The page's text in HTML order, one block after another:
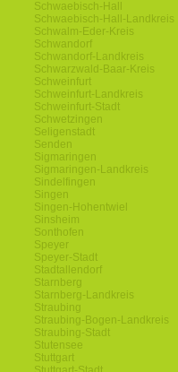
Schwaebisch-Hall
Schwaebisch-Hall-Landkreis
Schwalm-Eder-Kreis
Schwandorf
Schwandorf-Landkreis
Schwarzwald-Baar-Kreis
Schweinfurt
Schweinfurt-Landkreis
Schweinfurt-Stadt
Schwetzingen
Seligenstadt
Senden
Sigmaringen
Sigmaringen-Landkreis
Sindelfingen
Singen
Singen-Hohentwiel
Sinsheim
Sonthofen
Speyer
Speyer-Stadt
Stadtallendorf
Starnberg
Starnberg-Landkreis
Straubing
Straubing-Bogen-Landkreis
Straubing-Stadt
Stutensee
Stuttgart